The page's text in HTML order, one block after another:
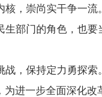
核，崇尚实干争一
生部门的角色，也
战，保持定力勇探
为进一步全面深化